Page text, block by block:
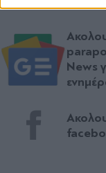
News